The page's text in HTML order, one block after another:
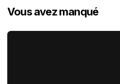
Vous avez manqué